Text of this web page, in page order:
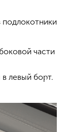
подлокотники
части
левый борт.